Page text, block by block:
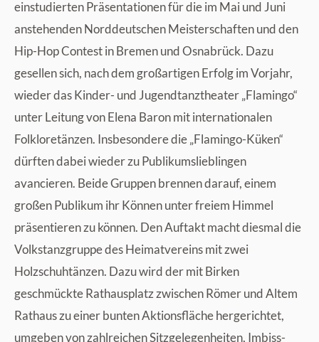
einstudierten Präsentationen für die im Mai und Juni
anstehenden Norddeutschen Meisterschaften und den
Hip-Hop Contest in Bremen und Osnabrück. Dazu
gesellen sich, nach dem großartigen Erfolg im Vorjahr,
wieder das Kinder- und Jugendtanztheater „Flamingo“
unter Leitung von Elena Baron mit internationalen
Folkloretänzen. Insbesondere die „Flamingo-Küken“
dürften dabei wieder zu Publikumslieblingen
avancieren. Beide Gruppen brennen darauf, einem
großen Publikum ihr Können unter freiem Himmel
präsentieren zu können. Den Auftakt macht diesmal die
Volkstanzgruppe des Heimatvereins mit zwei
Holzschuhtänzen. Dazu wird der mit Birken
geschmückte Rathausplatz zwischen Römer und Altem
Rathaus zu einer bunten Aktionsfläche hergerichtet,
umgeben von zahlreichen Sitzgelegenheiten, Imbiss-